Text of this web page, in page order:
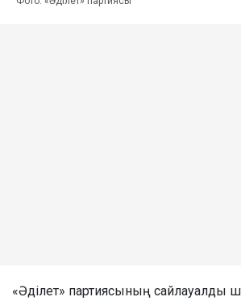
«Әділет» партиясының сайлауалды